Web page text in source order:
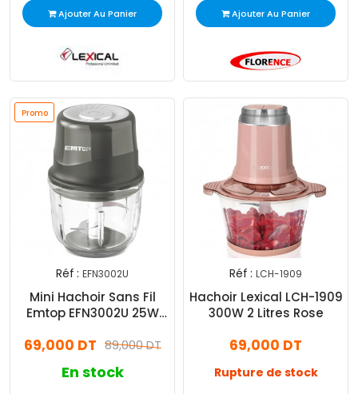
Ajouter Au Panier Ajouter Au Panier
Promo
Réf : EFN3002U
Mini Hachoir Sans Fil
Emtop EFN3002U 25W
89,000 DT
69,000 DT
En stock
Réf : LCH-1909
Hachoir Lexical LCH-1909
300W 2 Litres Rose
69,000 DT
Rupture de stock